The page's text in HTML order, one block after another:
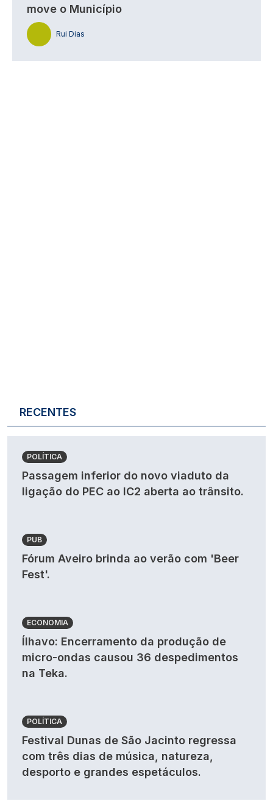
move o Município
Rui Dias
RECENTES
POLÍTICA
Passagem inferior do novo viaduto da
ligação do PEC ao IC2 aberta ao trânsito.
PUB
Fórum Aveiro brinda ao verão com 'Beer
Fest'.
ECONOMIA
Ílhavo: Encerramento da produção de
micro-ondas causou 36 despedimentos
na Teka.
POLÍTICA
Festival Dunas de São Jacinto regressa
com três dias de música, natureza,
desporto e grandes espetáculos.